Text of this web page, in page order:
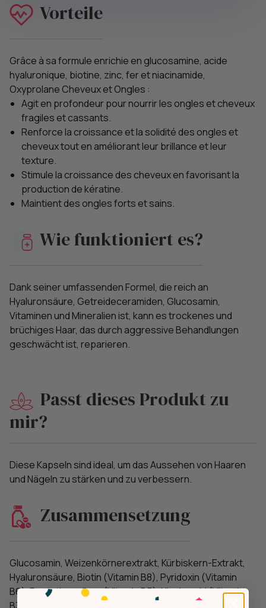
Vorteile
Grâce à sa formule enrichie en glucosamine, acide
hyaluronique, biotine, zinc, fer et niacinamide,
Oxyprolane Cheveux et Ongles :
Agit en profondeur pour nourrir les ongles et cheveux
fragiles et cassants.
Renforce la croissance et la solidité des ongles et
cheveux tout en améliorant leur brillance et leur
texture.
Stimule la croissance des cheveux en favorisant la
production de kératine.
Maintient des ongles forts et sains.
Wie funktioniert es?
Dank seiner umfassenden Formel, die reich an
Hyaluronsäure, Getreideceramiden, Glucosamin,
Vitaminen und Mineralien ist, kann es trockenes und
brüchiges Haar, das durch aggressive Behandlungen
geschwächt ist, reparieren.
Passt dieses Produkt zu
mir?
Diese Kapseln sind ideal, um das Aussehen von Haaren
und Nägeln zu stärken und zu verbessern.
Zusammensetzung
Glucosamin, Weizenkörnerextrakt, Kürbiskern-Extrakt,
Hyaluronsäure, Biotin (Vitamin B8), Pyridoxin (Vitamin
B6), Pantothensäure (Vitamin B5), Niacinamid (Vitamin